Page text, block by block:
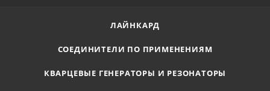
ЛАЙНКАРД
СОЕДИНИТЕЛИ ПО ПРИМЕНЕНИЯМ
КВАРЦЕВЫЕ ГЕНЕРАТОРЫ И РЕЗОНАТОРЫ